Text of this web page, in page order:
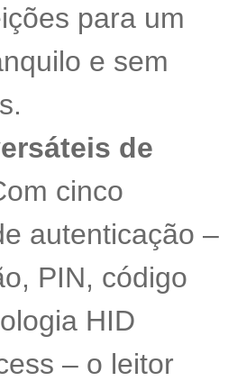
para um
e sem
de
cinco
autenticação –
PIN, código
HID
– o leitor